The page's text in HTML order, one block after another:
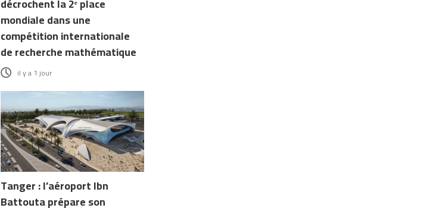
décrochent la 2ᵉ place
mondiale dans une
compétition internationale
de recherche mathématique
il y a 1 jour
Tanger : l’aéroport Ibn
Battouta prépare son